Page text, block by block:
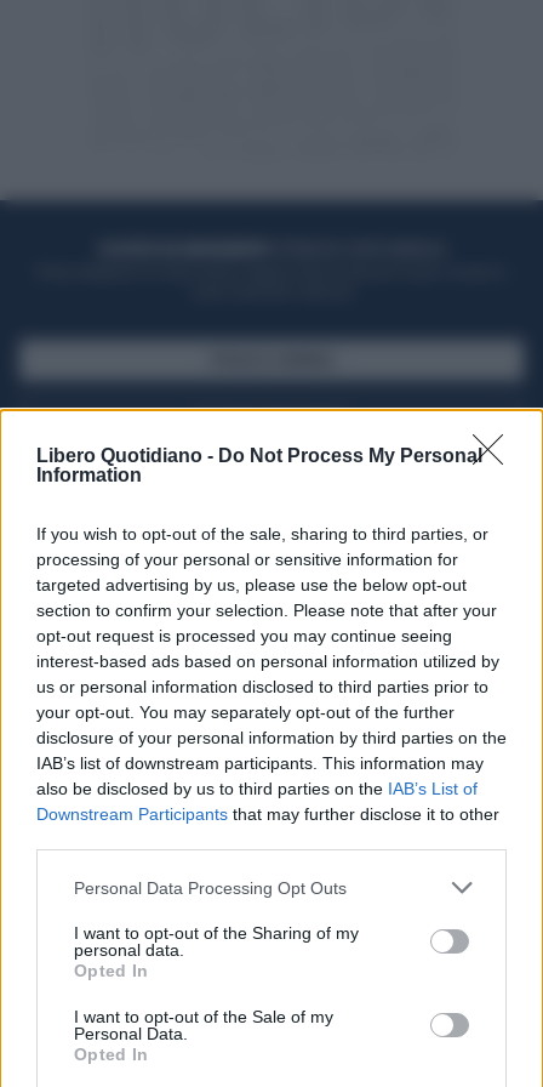
Libero Quotidiano - Do Not Process My Personal
Information
If you wish to opt-out of the sale, sharing to third parties, or
processing of your personal or sensitive information for
targeted advertising by us, please use the below opt-out
section to confirm your selection. Please note that after your
opt-out request is processed you may continue seeing
interest-based ads based on personal information utilized by
us or personal information disclosed to third parties prior to
your opt-out. You may separately opt-out of the further
disclosure of your personal information by third parties on the
IAB’s list of downstream participants. This information may
also be disclosed by us to third parties on the IAB’s List of
Downstream Participants that may further disclose it to other
Personal Data Processing Opt Outs
I want to opt-out of the Sharing of my
personal data.
Opted In
I want to opt-out of the Sale of my
Personal Data.
Opted In
Seguici su Google Discover
Segui Libero Quotidiano su Google Discover
Scegli Libero Quotidiano come fonte preferita
SPETTACOLI
SCIENZA E TECH